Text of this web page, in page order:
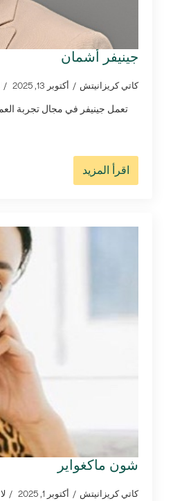
جينيفر أشمان
كاتي كريزانيتش أكتوبر 13, 2025
اقرأ المزيد
شون ماكغواير
كاتي كريزانيتش أكتوبر 1, 2025